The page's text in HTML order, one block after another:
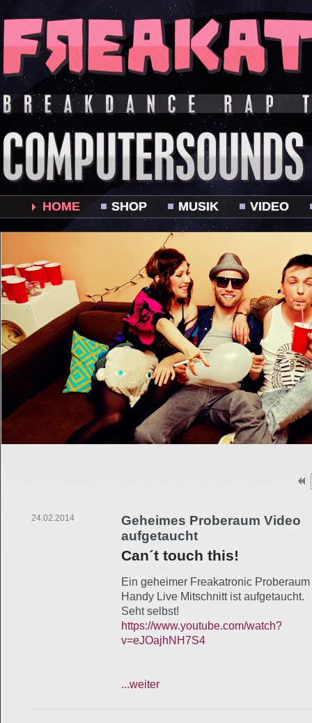
HOME SHOP MUSIK VIDEO
24.02.2014
Geheimes Proberaum Video
aufgetaucht
Can´t touch this!
Ein geheimer Freakatronic Proberaum
Handy Live Mitschnitt ist aufgetaucht.
Seht selbst!
https://www.youtube.com/watch?
v=eJOajhNH7S4
...weiter